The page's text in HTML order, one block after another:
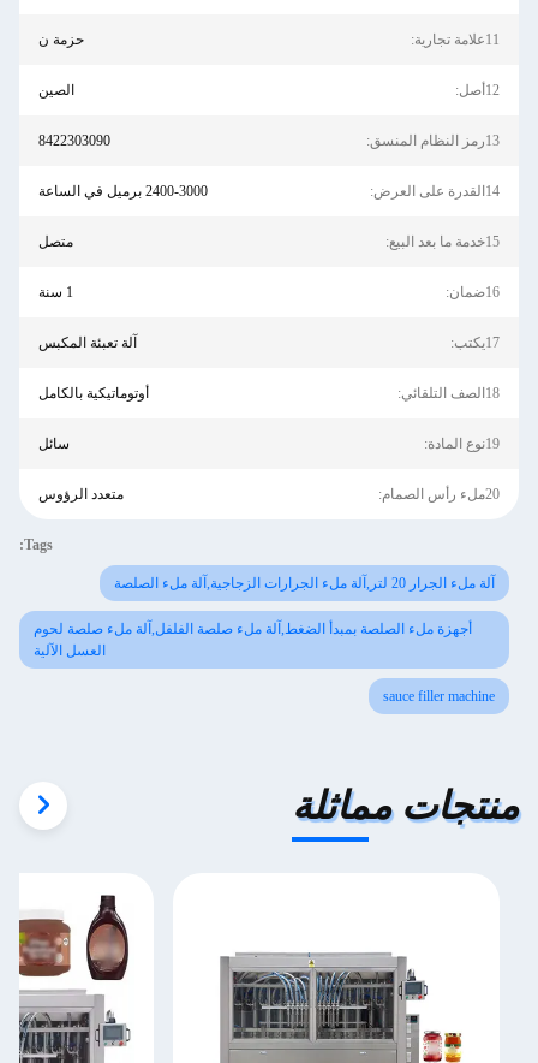
11علامة تجارية: حزمة ن
12أصل: الصين
13رمز النظام المنسق: 8422303090
14القدرة على العرض: 2400-3000 برميل في الساعة
15خدمة ما بعد البيع: متصل
16ضمان: 1 سنة
17يكتب: آلة تعبئة المكبس
18الصف التلقائي: أوتوماتيكية بالكامل
19نوع المادة: سائل
20ملء رأس الصمام: متعدد الرؤوس
Tags:
آلة ملء الجرار 20 لتر,آلة ملء الجرارات الزجاجية,آلة ملء الصلصة
أجهزة ملء الصلصة بمبدأ الضغط,آلة ملء صلصة الفلفل,آلة ملء صلصة لحوم
العسل الآلية
sauce filler machine
منتجات مماثلة